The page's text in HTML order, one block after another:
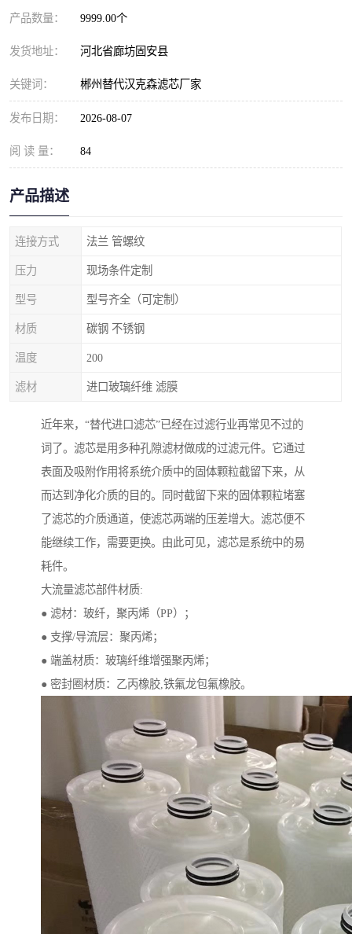
产品数量： 9999.00个
发货地址： 河北省廊坊固安县
关键词： 郴州替代汉克森滤芯厂家
发布日期： 2026-08-07
阅 读 量： 84
产品描述
连接方式 法兰 管螺纹
压力 现场条件定制
型号 型号齐全（可定制）
材质 碳钢 不锈钢
温度 200
滤材 进口玻璃纤维 滤膜
近年来，“替代进口滤芯”已经在过滤行业再常见不过的
词了。滤芯是用多种孔隙滤材做成的过滤元件。它通过
表面及吸附作用将系统介质中的固体颗粒截留下来，从
而达到净化介质的目的。同时截留下来的固体颗粒堵塞
了滤芯的介质通道，使滤芯两端的压差增大。滤芯便不
能继续工作，需要更换。由此可见，滤芯是系统中的易
耗件。
大流量滤芯部件材质:
● 滤材：玻纤，聚丙烯（PP）；
● 支撑/导流层：聚丙烯；
● 端盖材质：玻璃纤维增强聚丙烯；
● 密封圈材质：乙丙橡胶,铁氟龙包氟橡胶。